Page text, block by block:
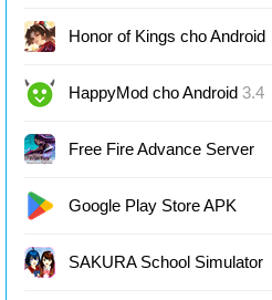
Honor of Kings cho Android
11.4
HappyMod cho Android 3.4
Free Fire Advance Server
66.53
Google Play Store APK
(Android TV) 51.8
SAKURA School Simulator